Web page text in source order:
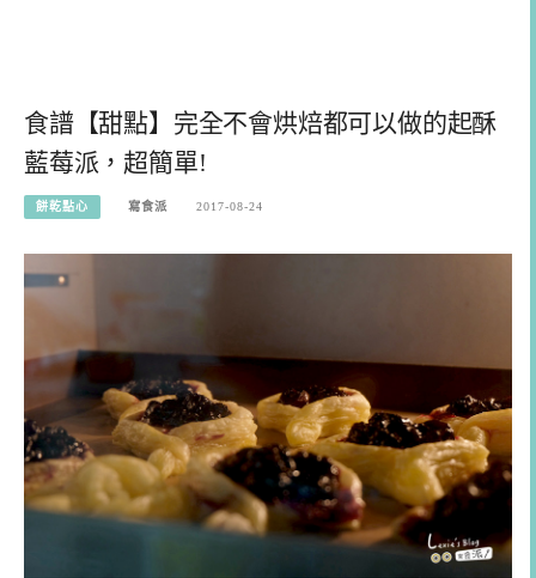
食譜【甜點】完全不會烘焙都可以做的起酥
藍莓派，超簡單!
餅乾點心 寫食派 2017-08-24